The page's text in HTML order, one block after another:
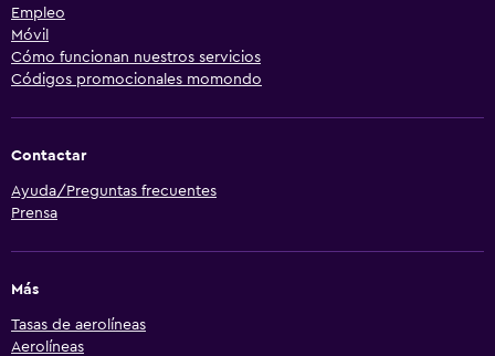
Empleo
Móvil
Cómo funcionan nuestros servicios
Códigos promocionales momondo
Contactar
Ayuda/Preguntas frecuentes
Prensa
Más
Tasas de aerolíneas
Aerolíneas